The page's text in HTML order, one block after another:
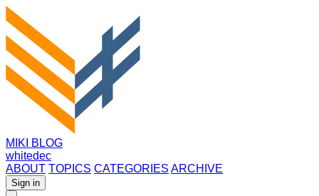
MIKI BLOG
whitedec
ABOUT TOPICS CATEGORIES ARCHIVE
Sign in